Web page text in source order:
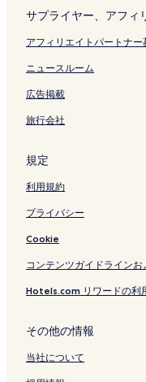
の
ペ
ー
ジ
を
く
ン
サプライヤー、アフィ
アフィリエイトパートナー
ニュースルーム
広告掲載
旅行会社
規定
利用規約
プライバシー
Cookie
コンテンツガイドライン
Hotels.com リワードの利
その他の情報
当社について